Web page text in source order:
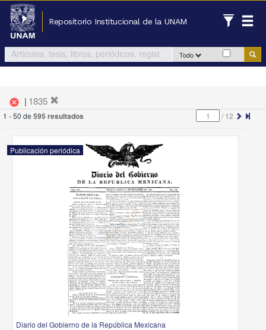
Repositorio Institucional de la UNAM
Todo
cancel | 1835
1 - 50 de 595 resultados /12
Publicación periódica
Diario del Gobierno de la República Mexicana